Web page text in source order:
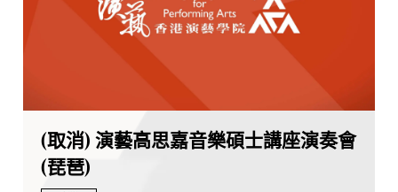
(取消) 演藝高思嘉音樂碩士講座演奏會
(琵琶)